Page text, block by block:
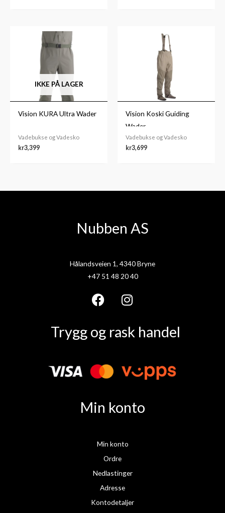
IKKE PÅ LAGER
Vision KURA Ultra Wader
Vadebukse og Vadesko
kr3,399
Vision Koski Guiding
Wader
Vadebukse og Vadesko
kr3,699
Nubben AS
Hålandsveien 1, 4340 Bryne
+47 51 48 20 40
F
c
b
o
I
n
s
g
m
Trygg og rask handel
Min konto
Min konto
Ordre
Nedlastinger
Adresse
Kontodetaljer